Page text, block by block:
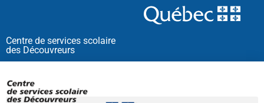
Centre de services scolaire
des Découvreurs